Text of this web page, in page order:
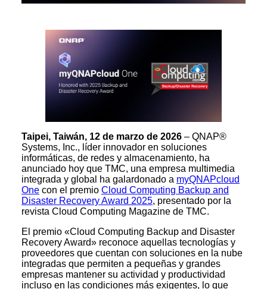
Taipei, Taiwán, 12 de marzo de 2026 – QNAP®
Systems, Inc., líder innovador en soluciones
informáticas, de redes y almacenamiento, ha
anunciado hoy que TMC, una empresa multimedia
integrada y global ha galardonado a myQNAPcloud
One con el premio Cloud Computing Backup and
Disaster Recovery Award 2025, presentado por la
revista Cloud Computing Magazine de TMC.
El premio «Cloud Computing Backup and Disaster
Recovery Award» reconoce aquellas tecnologías y
proveedores que cuentan con soluciones en la nube
integradas que permiten a pequeñas y grandes
empresas mantener su actividad y productividad
incluso en las condiciones más exigentes, lo que